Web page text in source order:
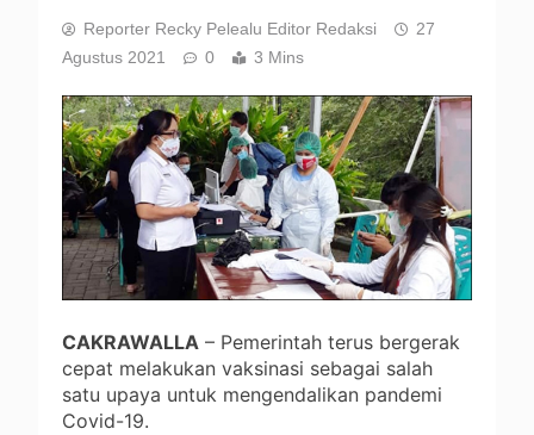
Reporter Recky Pelealu Editor Redaksi
27
Agustus 2021
0 3 Mins
CAKRAWALLA – Pemerintah terus bergerak
cepat melakukan vaksinasi sebagai salah
satu upaya untuk mengendalikan pandemi
Covid-19.